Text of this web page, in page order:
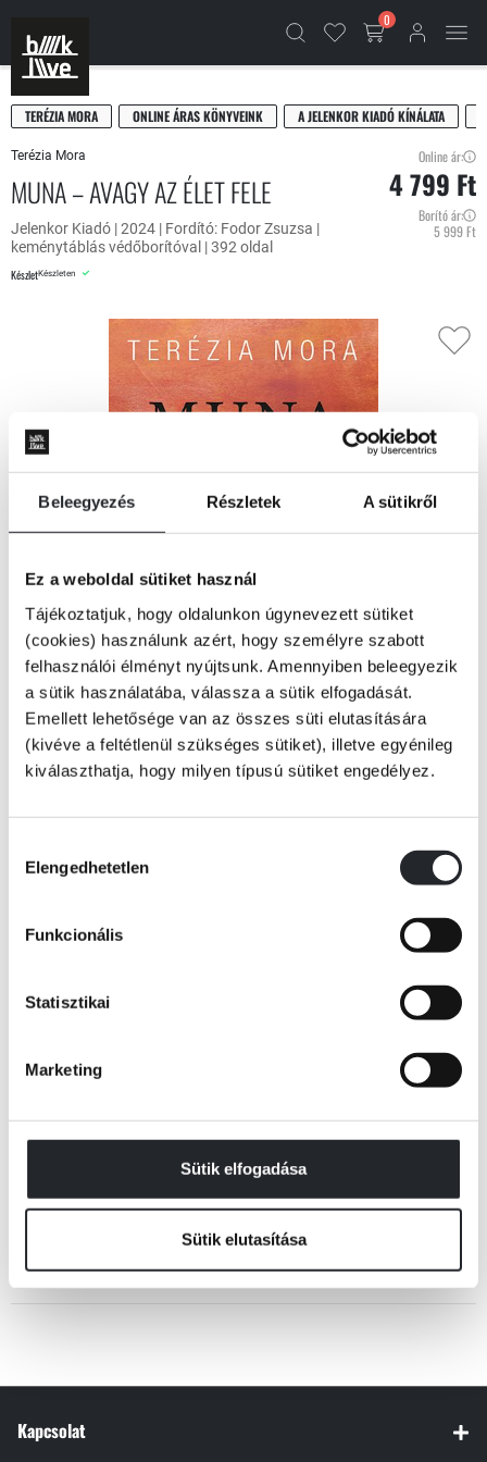
Beleegyezés Részletek A sütikről
Ez a weboldal sütiket használ
Tájékoztatjuk, hogy oldalunkon úgynevezett sütiket
(cookies) használunk azért, hogy személyre szabott
felhasználói élményt nyújtsunk. Amennyiben beleegyezik
a sütik használatába, válassza a sütik elfogadását.
Emellett lehetősége van az összes süti elutasítására
(kivéve a feltétlenül szükséges sütiket), illetve egyénileg
kiválaszthatja, hogy milyen típusú sütiket engedélyez.
kiválasztása
Elengedhetetlen
Funkcionális
Statisztikai
Marketing
Sütik elfogadása
Sütik elutasítása
0
TERÉZIA MORA ONLINE ÁRAS KÖNYVEINK A JELENKOR KIADÓ KÍNÁLATA
Terézia Mora
MUNA – AVAGY AZ ÉLET FELE
Jelenkor Kiadó | 2024 | Fordító: Fodor Zsuzsa |
keménytáblás védőborítóval | 392 oldal
KészletKészleten
Online ár:
4 799 Ft
Borító ár:
5 999 Ft
KÖNYV ADATAI
RÉSZLET A KÖNYVBŐL
Kapcsolat